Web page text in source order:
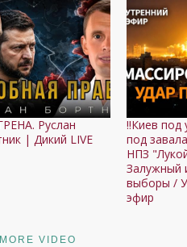
Руслан
| Дикий LIVE
‼️Киев под
под
НПЗ
Залужный
выборы /
эфир
VIDEO